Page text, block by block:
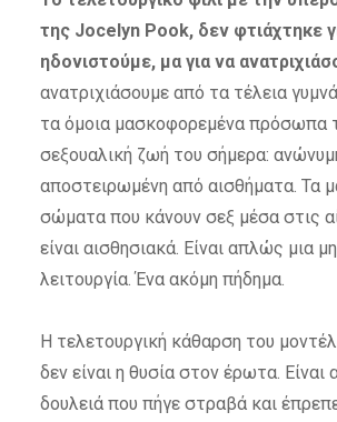
της Jocelyn Pook, δεν φτιάχτηκε
ηδονιστούμε, μα για να
ανατριχιάσουμε από τα τέλεια
τα όμοια μασκοφορεμένα πρόσωπα
σεξουαλική ζωή του σήμερα:
αποστειρωμένη από αισθήματα. Τα
σώματα που κάνουν σεξ μέσα στις
είναι αισθησιακά. Είναι απλώς μια
λειτουργία. Ένα ακόμη πήδημα.
Η τελετουργική κάθαρση του
δεν είναι η θυσία στον έρωτα. Είναι
δουλειά που πήγε στραβά και